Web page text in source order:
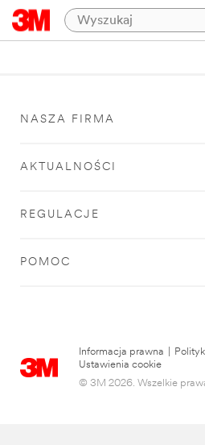
NASZA FIRMA
AKTUALNOŚCI
REGULACJE
POMOC
Informacja prawna
Ustawienia cookie
© 3M 2026. Wszelkie